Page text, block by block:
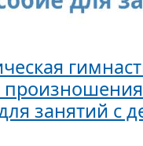
занятий с